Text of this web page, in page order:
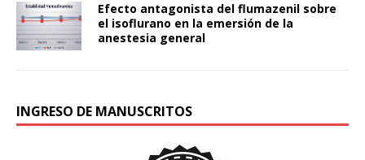
Efecto antagonista del flumazenil sobre
el isoflurano en la emersión de la
anestesia general
INGRESO DE MANUSCRITOS